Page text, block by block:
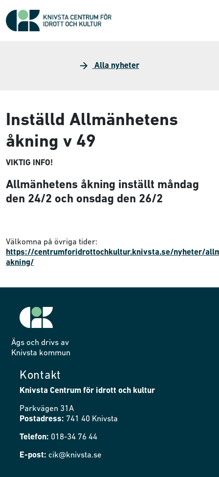
Alla nyheter
Inställd Allmänhetens
åkning v 49
VIKTIG INFO!
Allmänhetens åkning inställt måndag
den 24/2 och onsdag den 26/2
Välkomna på övriga tider:
https://centrumforidrottochkultur.knivsta.se/nyheter/
akning/
Ägs och drivs av
Knivsta kommun
Kontakt
Knivsta Centrum för idrott och kultur
Parkvägen 31A
Postadress: 741 40 Knivsta
Telefon: 018-34 76 44
E-post: cik@knivsta.se